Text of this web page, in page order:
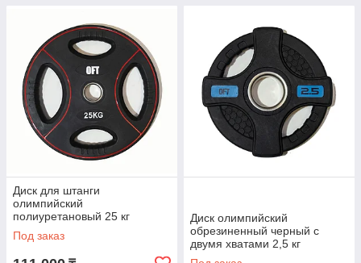
Диск для штанги
олимпийский
полиуретановый 25 кг
Под заказ
Диск олимпийский
обрезиненный черный с
двумя хватами 2,5 кг